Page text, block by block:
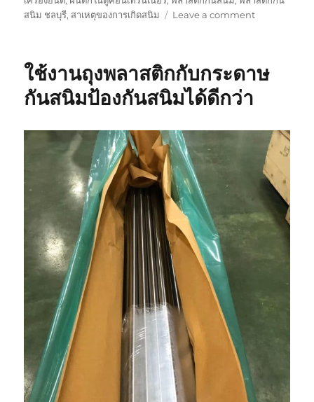
สนิม ชลบุรี, สาเหตุของการเกิดสนิม Leave a commenton
สนิม
รักษา
ใช้งานถุงพลาสติกกับกระดาษ
กันสนิมป้องกันสนิมได้ดีกว่า